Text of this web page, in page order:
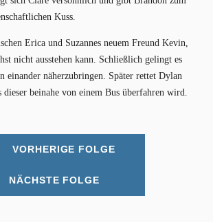
Kuss.
Erica und Suzannes neuem Freund Kevin,
nicht ausstehen kann. Schließlich gelingt es
einander näherzubringen. Später rettet Dylan
dieser beinahe von einem Bus überfahren wird.
VORHERIGE FOLGE
NÄCHSTE FOLGE